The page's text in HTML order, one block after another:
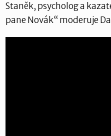
Staněk, psycholog a
pane Novák“ moderuje